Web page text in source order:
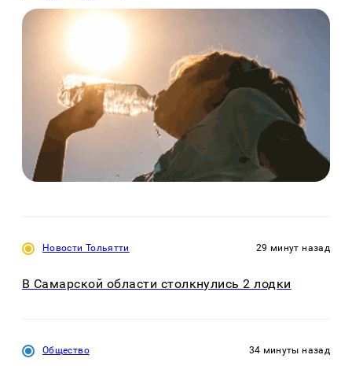
Новости Тольятти 29 минут назад
В Самарской области столкнулись 2 лодки
Общество 34 минуты назад